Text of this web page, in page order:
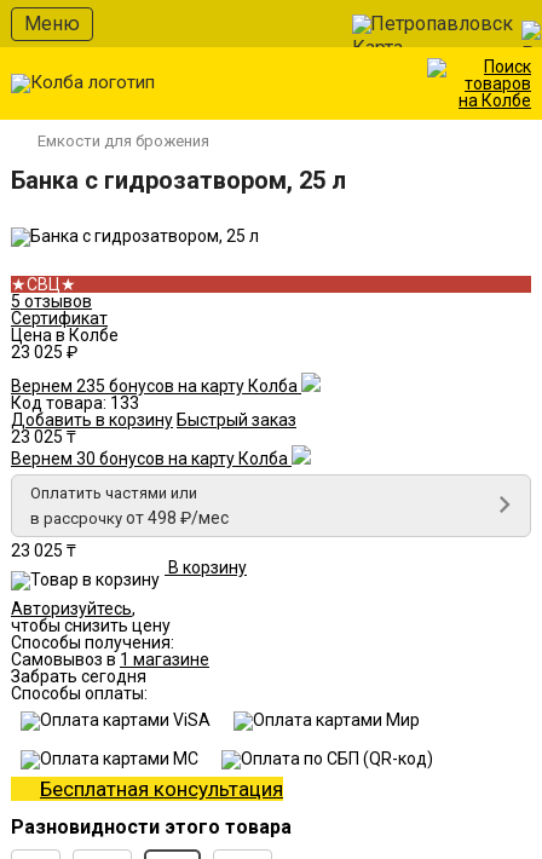
Меню Петропавловск
Емкости для брожения
Банка с гидрозатвором, 25 л
★СВЦ★
5 отзывов
Сертификат
Цена в Колбе
23 025 ₽
Вернем 235 бонусов на карту Колба
Код товара: 133
В избранное
Добавить в корзину Быстрый заказ
23 025 ₸
Вернем 30 бонусов на карту Колба
Оплатить частями или
в рассрочку от 498 ₽/мес
23 025 ₸
В корзину
Авторизуйтесь,
чтобы снизить цену
Способы получения:
Самовывоз в 1 магазине
Забрать сегодня
Способы оплаты:
Бесплатная консультация
Разновидности этого товара